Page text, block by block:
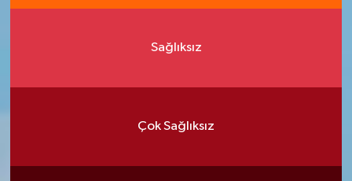
Sağlıksız
Çok Sağlıksız